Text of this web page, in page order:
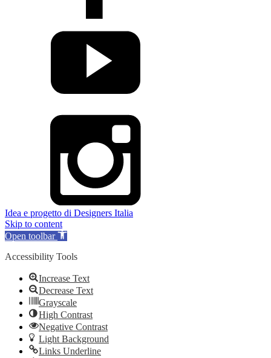
Idea e progetto di Designers Italia
Skip to content
Open toolbar
Accessibility Tools
Increase Text
Decrease Text
Grayscale
High Contrast
Negative Contrast
Light Background
Links Underline